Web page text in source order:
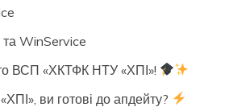
та WinService
ВСП «ХКТФК НТУ «ХПІ»!
ви готові до апдейту?